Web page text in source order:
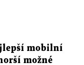
mobilní
možné